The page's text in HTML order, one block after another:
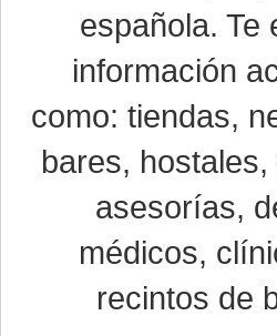
española. Te
información
como: tiendas,
bares,
asesorías,
médicos,
recintos de